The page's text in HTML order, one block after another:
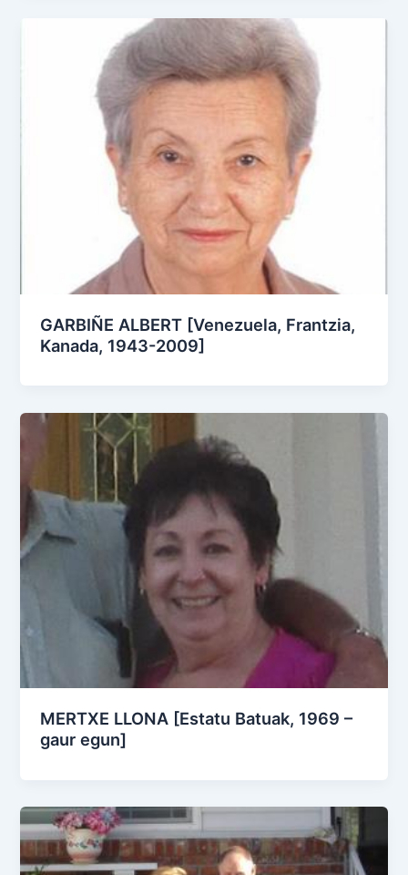
GARBIÑE ALBERT [Venezuela, Frantzia,
Kanada, 1943-2009]
MERTXE LLONA [Estatu Batuak, 1969 –
gaur egun]